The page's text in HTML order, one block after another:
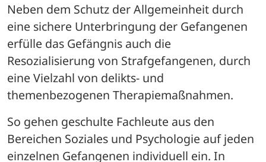
Neben dem Schutz der Allgemeinheit durch
eine sichere Unterbringung der Gefangenen
erfülle das Gefängnis auch die
Resozialisierung von Strafgefangenen, durch
eine Vielzahl von delikts- und
themenbezogenen Therapiemaßnahmen.
So gehen geschulte Fachleute aus den
Bereichen Soziales und Psychologie auf jeden
einzelnen Gefangenen individuell ein. In